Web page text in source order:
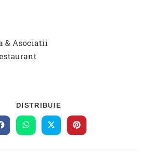
DISTRIBUIE
THIS
CONTENT
Opens
in
Opens
in
Opens
in
Opens
in